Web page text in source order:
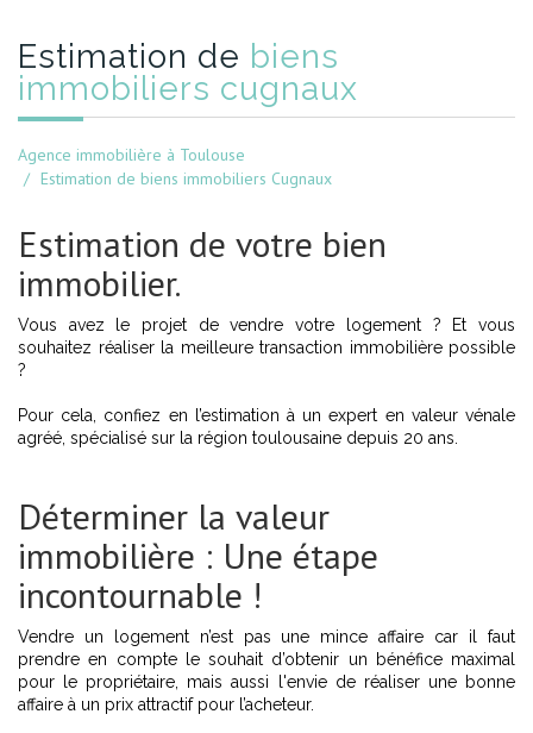
estimation de biens
immobiliers cugnaux
Agence immobilière à Toulouse
Estimation de biens immobiliers Cugnaux
Estimation de votre bien
immobilier.
Vous avez le projet de vendre votre logement ? Et vous
souhaitez réaliser la meilleure transaction immobilière possible
?
Pour cela, confiez en l’estimation à un expert en valeur vénale
agréé, spécialisé sur la région toulousaine depuis 20 ans.
Déterminer la valeur
immobilière : Une étape
incontournable !
Vendre un logement n’est pas une mince affaire car il faut
prendre en compte le souhait d’obtenir un bénéfice maximal
pour le propriétaire, mais aussi l'envie de réaliser une bonne
affaire à un prix attractif pour l’acheteur.